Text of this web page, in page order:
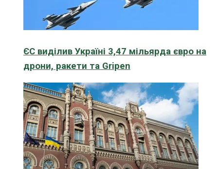
ЄС виділив Україні 3,47 мільярда євро на
дрони, ракети та Gripen